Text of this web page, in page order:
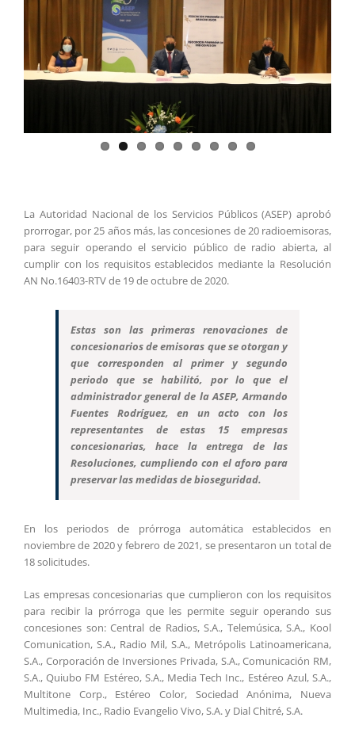
La Autoridad Nacional de los Servicios Públicos (ASEP) aprobó
prorrogar, por 25 años más, las concesiones de 20 radioemisoras,
para seguir operando el servicio público de radio abierta, al
cumplir con los requisitos establecidos mediante la Resolución
AN No.16403-RTV de 19 de octubre de 2020.
Estas son las primeras renovaciones de
concesionarios de emisoras que se otorgan y
que corresponden al primer y segundo
periodo que se habilitó, por lo que el
administrador general de la ASEP, Armando
Fuentes Rodríguez, en un acto con los
representantes de estas 15 empresas
concesionarias, hace la entrega de las
Resoluciones, cumpliendo con el aforo para
preservar las medidas de bioseguridad.
En los periodos de prórroga automática establecidos en
noviembre de 2020 y febrero de 2021, se presentaron un total de
18 solicitudes.
Las empresas concesionarias que cumplieron con los requisitos
para recibir la prórroga que les permite seguir operando sus
concesiones son: Central de Radios, S.A., Telemúsica, S.A., Kool
Comunication, S.A., Radio Mil, S.A., Metrópolis Latinoamericana,
S.A., Corporación de Inversiones Privada, S.A., Comunicación RM,
S.A., Quiubo FM Estéreo, S.A., Media Tech Inc., Estéreo Azul, S.A.,
Multitone Corp., Estéreo Color, Sociedad Anónima, Nueva
Multimedia, Inc., Radio Evangelio Vivo, S.A. y Dial Chitré, S.A.